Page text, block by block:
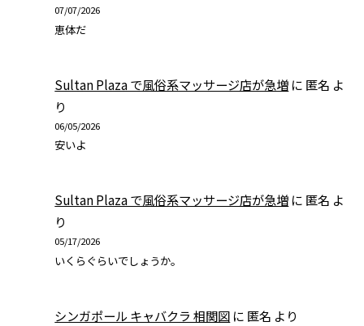
07/07/2026
恵体だ
Sultan Plaza で風俗系マッサージ店が急増 に 匿名 よ
り
06/05/2026
安いよ
Sultan Plaza で風俗系マッサージ店が急増 に 匿名 よ
り
05/17/2026
いくらぐらいでしょうか。
シンガポール キャバクラ 相関図 に 匿名 より